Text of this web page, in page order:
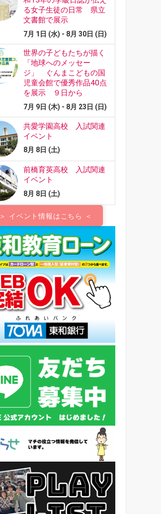
＞ イベント情報はこちら ＜